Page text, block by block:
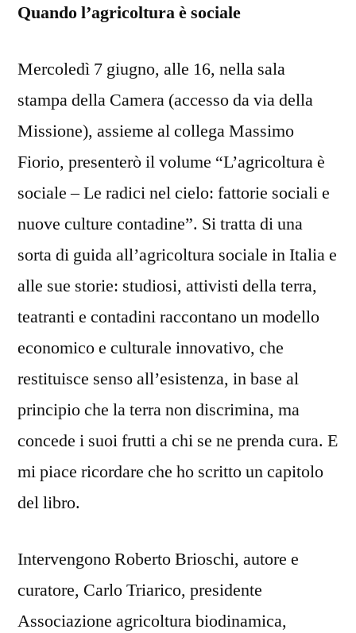
Quando l’agricoltura è sociale
Mercoledì 7 giugno, alle 16, nella sala
stampa della Camera (accesso da via della
Missione), assieme al collega Massimo
Fiorio, presenterò il volume “L’agricoltura è
sociale – Le radici nel cielo: fattorie sociali e
nuove culture contadine”. Si tratta di una
sorta di guida all’agricoltura sociale in Italia e
alle sue storie: studiosi, attivisti della terra,
teatranti e contadini raccontano un modello
economico e culturale innovativo, che
restituisce senso all’esistenza, in base al
principio che la terra non discrimina, ma
concede i suoi frutti a chi se ne prenda cura. E
mi piace ricordare che ho scritto un capitolo
del libro.
Intervengono Roberto Brioschi, autore e
curatore, Carlo Triarico, presidente
Associazione agricoltura biodinamica,